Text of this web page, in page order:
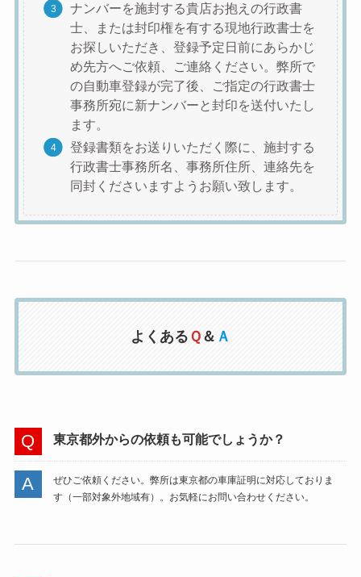
ナンバーを施封する貴店お抱えの行政書
士、または封印権を有する現地行政書士を
お探しいただき、登録予定日前にあらかじ
め先方へご依頼、ご連絡ください。弊所で
の自動車登録が完了後、ご指定の行政書士
事務所宛に新ナンバーと封印を送付いたし
ます。
登録書類をお送りいただく際に、施封する
行政書士事務所名、事務所住所、連絡先を
同封くださいますようお願い致します。
よくある Ｑ ＆ Ａ
東京都外からの依頼も可能でしょうか？
ぜひご依頼ください。弊所は東京都の車庫証明に対応しておりま
す（一部対象外地域有）。お気軽にお問い合わせください。